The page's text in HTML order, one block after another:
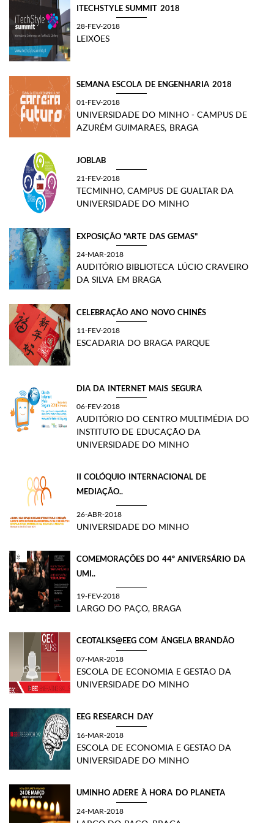
ITECHSTYLE SUMMIT 2018
28-FEV-2018
LEIXÕES
SEMANA ESCOLA DE ENGENHARIA 2018
01-FEV-2018
UNIVERSIDADE DO MINHO - CAMPUS DE
AZURÉM GUIMARÃES, BRAGA
JOBLAB
21-FEV-2018
TECMINHO, CAMPUS DE GUALTAR DA
UNIVERSIDADE DO MINHO
EXPOSIÇÃO "ARTE DAS GEMAS"
24-MAR-2018
AUDITÓRIO BIBLIOTECA LÚCIO CRAVEIRO
DA SILVA EM BRAGA
CELEBRAÇÃO ANO NOVO CHINÊS
11-FEV-2018
ESCADARIA DO BRAGA PARQUE
DIA DA INTERNET MAIS SEGURA
06-FEV-2018
AUDITÓRIO DO CENTRO MULTIMÉDIA DO
INSTITUTO DE EDUCAÇÃO DA
UNIVERSIDADE DO MINHO
II COLÓQUIO INTERNACIONAL DE
MEDIAÇÃO..
26-ABR-2018
UNIVERSIDADE DO MINHO
COMEMORAÇÕES DO 44º ANIVERSÁRIO DA
UMI..
19-FEV-2018
LARGO DO PAÇO, BRAGA
CEOTALKS@EEG COM ÂNGELA BRANDÃO
07-MAR-2018
ESCOLA DE ECONOMIA E GESTÃO DA
UNIVERSIDADE DO MINHO
EEG RESEARCH DAY
16-MAR-2018
ESCOLA DE ECONOMIA E GESTÃO DA
UNIVERSIDADE DO MINHO
UMINHO ADERE À HORA DO PLANETA
24-MAR-2018